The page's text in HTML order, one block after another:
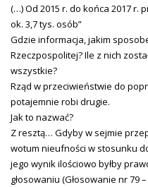
(…) Od 2015 r. do końca 2017
ok. 3,7 tys. osób”
Gdzie informacja, jakim
Rzeczpospolitej? Ile z nich
wszystkie?
Rząd w przeciwieństwie do
potajemnie robi drugie.
Jak to nazwać?
Z resztą… Gdyby w sejmie
wotum nieufności w stosunku
jego wynik ilościowo byłby
głosowaniu (Głosowanie nr 79